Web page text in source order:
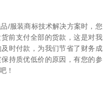
/服装商标技术解决方案时，您
前支付全部的货款，这是对我
时付款，为我们节省了财务成
持质优低价的原因，有您的参
！